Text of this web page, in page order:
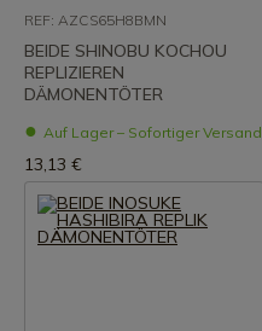
REF: AZCS65H8BMN
BEIDE SHINOBU KOCHOU
REPLIZIEREN
DÄMONENTÖTER
Auf Lager – Sofortiger Versand
13,13 €